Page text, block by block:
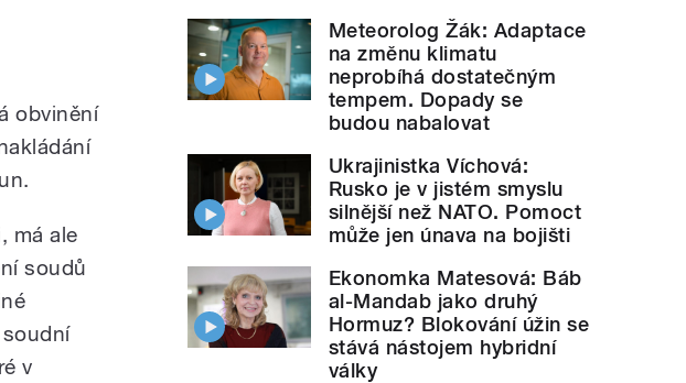
obvinění
má ale
soudů
v
Meteorolog Žák: Adaptace
na změnu klimatu
neprobíhá dostatečným
tempem. Dopady se
budou nabalovat
Ukrajinistka Víchová:
Rusko je v jistém smyslu
silnější než NATO. Pomoct
může jen únava na bojišti
Ekonomka Matesová: Báb
al-Mandab jako druhý
Hormuz? Blokování úžin se
stává nástojem hybridní
války